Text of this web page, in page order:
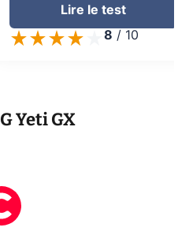
Lire le test
8 / 10
Yeti GX